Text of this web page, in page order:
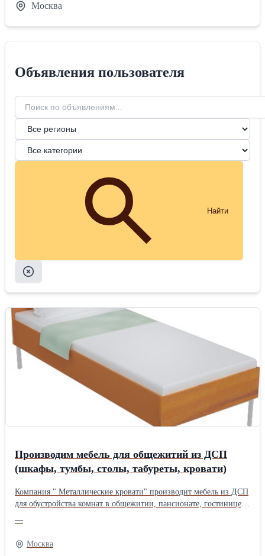
Москва
Объявления пользователя
Найти
Производим мебель для общежитий из ДСП
(шкафы, тумбы, столы, табуреты, кровати)
Компания " Металлические кровати" производит мебель из ДСП
для обустройства комнат в общежитии, пансионате, гостинице,
настенные, вешалки с лавками, - кровати из ДСП разных
размеров, - тумбы прикроватные, - тумбы под телевизор, - столы
—
Москва